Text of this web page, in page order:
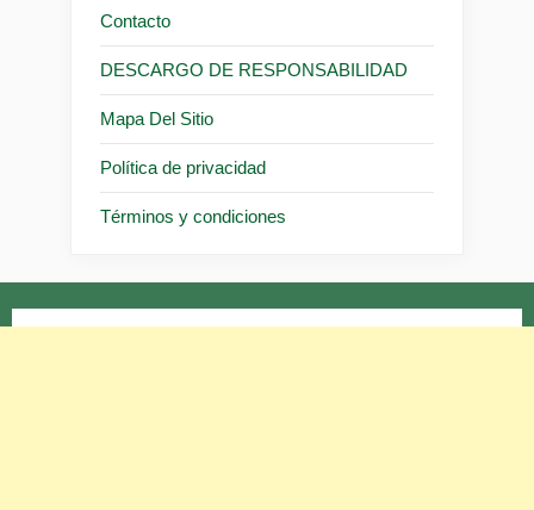
Contacto
DESCARGO DE RESPONSABILIDAD
Mapa Del Sitio
Política de privacidad
Términos y condiciones